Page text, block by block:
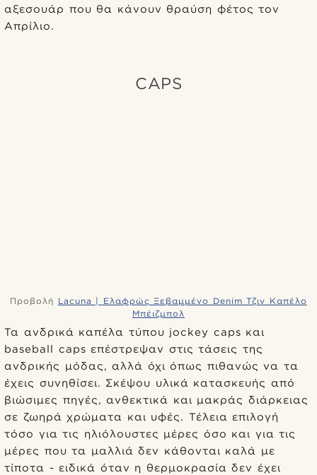
αξεσουάρ που θα κάνουν θραύση φέτος τον
Απρίλιο.
CAPS
Προβολή Lacuna | Ελαφρώς Ξεβαμμένο Denim Τζιν Καπέλο
Μπέιζμπολ
Τα ανδρικά καπέλα τύπου jockey caps και
baseball caps επέστρεψαν στις τάσεις της
ανδρικής μόδας, αλλά όχι όπως πιθανώς να τα
έχεις συνηθίσει. Σκέψου υλικά κατασκευής από
βιώσιμες πηγές, ανθεκτικά και μακράς διάρκειας
σε ζωηρά χρώματα και υφές. Τέλεια επιλογή
τόσο για τις ηλιόλουστες μέρες όσο και για τις
μέρες που τα μαλλιά δεν κάθονται καλά με
τίποτα - ειδικά όταν η θερμοκρασία δεν έχει